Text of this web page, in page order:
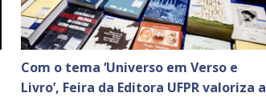
Com o tema ‘Universo em Verso e
Livro’, Feira da Editora UFPR valoriza a